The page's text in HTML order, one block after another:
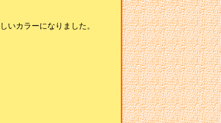
いカラーになりました。